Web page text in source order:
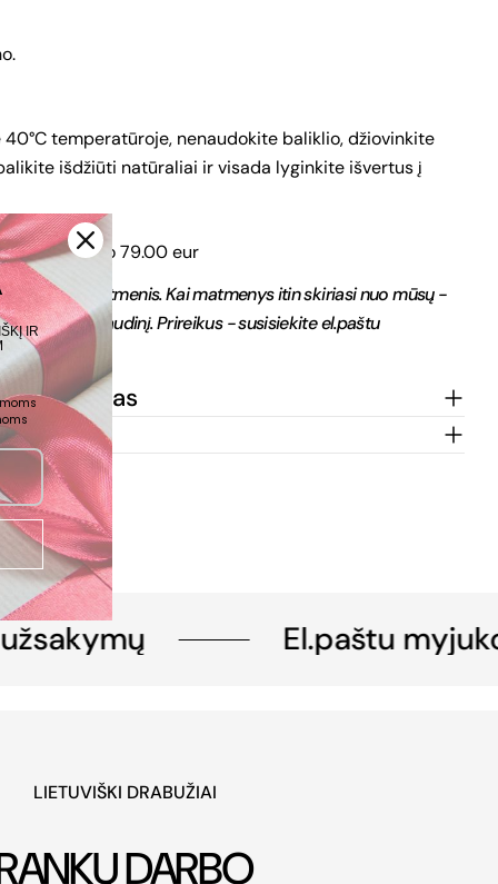
temperatūroje, nenaudokite baliklio, džiovinkite
išdžiūti natūraliai ir visada lyginkite išvertus į
nuo 79.00 eur
matmenis. Kai matmenys itin skiriasi nuo mūsų -
audinį. Prireikus - susisiekite el.paštu
pristatymas
El.paštu
LIETUVIŠKI DRABUŽIAI
DARBO
IR